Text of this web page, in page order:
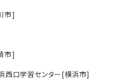
市]
市]
西口学習センター[横浜市]